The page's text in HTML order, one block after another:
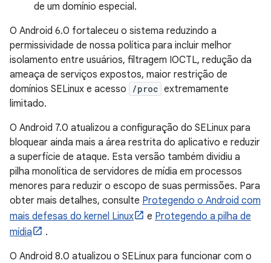
de um domínio especial.
O Android 6.0 fortaleceu o sistema reduzindo a
permissividade de nossa política para incluir melhor
isolamento entre usuários, filtragem IOCTL, redução da
ameaça de serviços expostos, maior restrição de
domínios SELinux e acesso
/proc extremamente
limitado.
O Android 7.0 atualizou a configuração do SELinux para
bloquear ainda mais a área restrita do aplicativo e reduzir
a superfície de ataque. Esta versão também dividiu a
pilha monolítica de servidores de mídia em processos
menores para reduzir o escopo de suas permissões. Para
obter mais detalhes, consulte Protegendo o Android com
mais defesas do kernel Linux
e Protegendo a pilha de
mídia
.
O Android 8.0 atualizou o SELinux para funcionar com o